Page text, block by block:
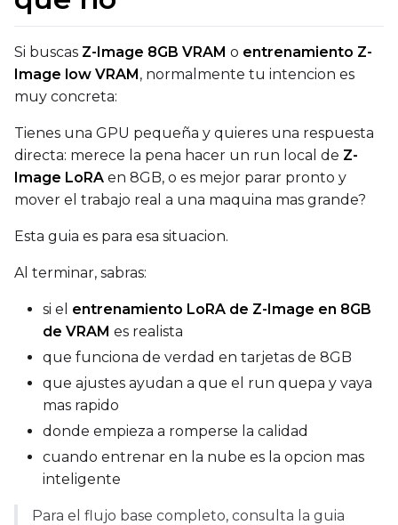
Compile Options
ToggleCompile Model
Compile Model
TARGET
Target Type
LoRA
SAVE
Max Step Saves to Keep
Si buscas Z-Image 8GB VRAM o entrenamiento Z-
Image low VRAM, normalmente tu intencion es
muy concreta:
Tienes una GPU pequeña y quieres una respuesta
directa: merece la pena hacer un run local de Z-
Image LoRA en 8GB, o es mejor parar pronto y
mover el trabajo real a una maquina mas grande?
Esta guia es para esa situacion.
Al terminar, sabras:
si el entrenamiento LoRA de Z-Image en 8GB
de VRAM es realista
que funciona de verdad en tarjetas de 8GB
que ajustes ayudan a que el run quepa y vaya
mas rapido
donde empieza a romperse la calidad
cuando entrenar en la nube es la opcion mas
inteligente
Para el flujo base completo, consulta la guia